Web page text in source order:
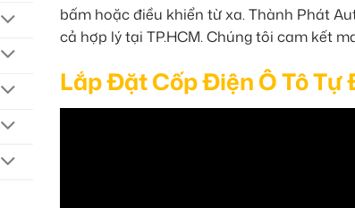
bấm hoặc điều khiển từ xa. Thành Phát
cả hợp lý tại TP.HCM. Chúng tôi cam kết
Lắp Đặt Cốp Điện Ô Tô Tự